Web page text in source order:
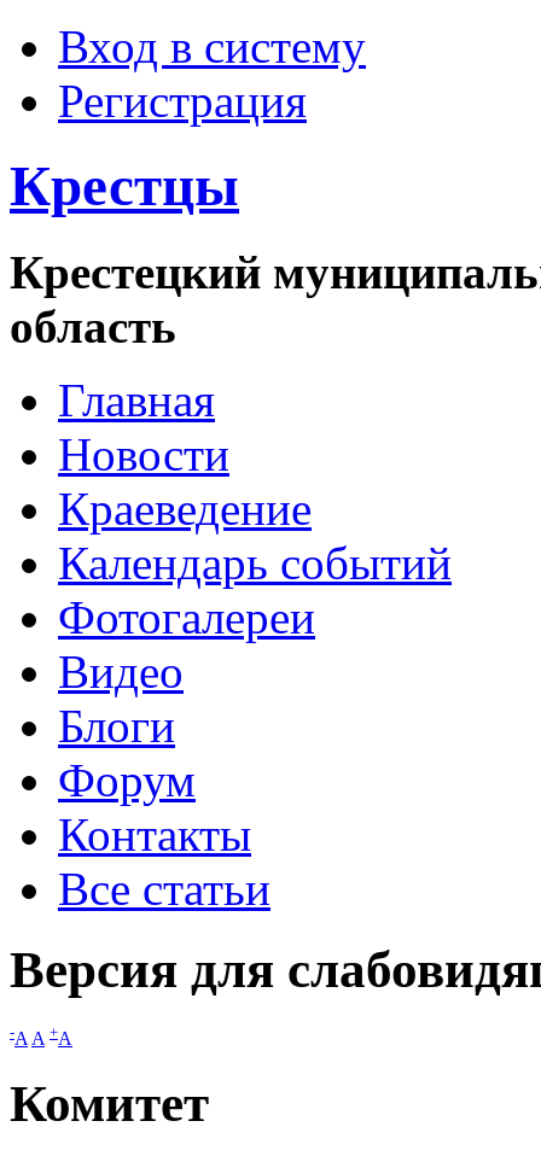
Вход в систему
Регистрация
Крестцы
Крестецкий
область
Главная
Новости
Краеведение
Календарь событий
Фотогалереи
Видео
Блоги
Форум
Контакты
Все статьи
Версия для
-A A +A
Комитет